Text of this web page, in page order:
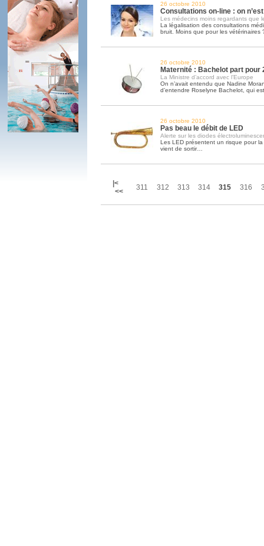
26 octobre 2010
Consultations on-line : on
Les médecins moins regardants que
La légalisation des consultations
bruit. Moins que pour les vétérinaires
26 octobre 2010
Maternité : Bachelot part pour
La Ministre d’accord avec l’Europe
On n’avait entendu que Nadine
d’entendre Roselyne Bachelot, qui
26 octobre 2010
Pas beau le débit de LED
Alerte sur les diodes
Les LED présentent un risque pour la
vient de sortir…
|<
<<
311 312 313 314 315 316